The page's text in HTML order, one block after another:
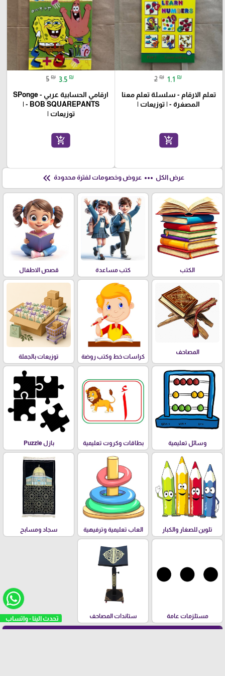
تحدث الينا - واتساب
2 ₪ 1.1 ₪
تعلم الارقام - سلسلة تعلم معنا
المصغرة - | توزيعات |
add_shopping_cart
5 ₪ 3.5 ₪
ارقامي الحسابية عربي - SPonge
BOB SQUAREPANTS - |
توزيعات |
add_shopping_cart
عرض الكل more_horiz عروض وخصومات لفترة محدودة keyboard_double_arrow_left
الكتب كتب مساعدة قصص الاطفال
المصاحف
كراسات خط وكتب روضة توزيعات بالجملة
وسائل تعليمية بطاقات وكروت تعليمية بازل Puzzle
تلوين للصغار والكبار العاب تعليمية وترفيهية سجاد ومسابح
مستلزمات عامة ستاندات المصاحف